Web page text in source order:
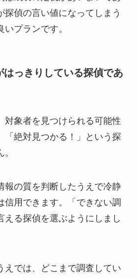
探偵の言い値になってしまう
プランです。
はっきりしている探偵であ
対象者を見つけられる可能性
「絶対見つかる！」という探
報の質を判断したうえで冷静
信用できます。「できない調
える探偵を選ぶようにしまし
えでは、どこまで調査してい